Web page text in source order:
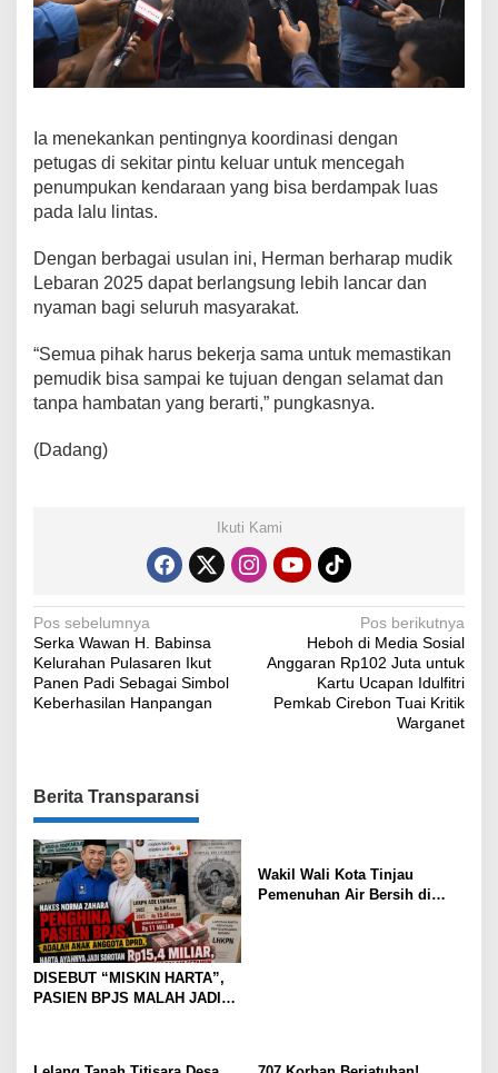
Ia menekankan pentingnya koordinasi dengan
petugas di sekitar pintu keluar untuk mencegah
penumpukan kendaraan yang bisa berdampak luas
pada lalu lintas.
Dengan berbagai usulan ini, Herman berharap mudik
Lebaran 2025 dapat berlangsung lebih lancar dan
nyaman bagi seluruh masyarakat.
“Semua pihak harus bekerja sama untuk memastikan
pemudik bisa sampai ke tujuan dengan selamat dan
tanpa hambatan yang berarti,” pungkasnya.
(Dadang)
Ikuti Kami
Navigasi
pos
Pos sebelumnya
Serka Wawan H. Babinsa
Kelurahan Pulasaren Ikut
Panen Padi Sebagai Simbol
Keberhasilan Hanpangan
Pos berikutnya
Heboh di Media Sosial
Anggaran Rp102 Juta untuk
Kartu Ucapan Idulfitri
Pemkab Cirebon Tuai Kritik
Warganet
Berita Transparansi
DISEBUT “MISKIN HARTA”,
PASIEN BPJS MALAH JADI
Wakil Wali Kota Tinjau
Pemenuhan Air Bersih di